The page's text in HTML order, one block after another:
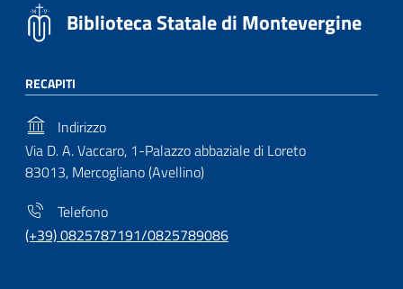
Biblioteca Statale di Montevergine
RECAPITI
Indirizzo
Via D. A. Vaccaro, 1-Palazzo abbaziale di Loreto
83013, Mercogliano (Avellino)
Telefono
(+39) 0825787191/0825789086